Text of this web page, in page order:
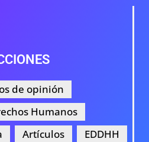
de opinión
Humanos
Artículos EDDHH